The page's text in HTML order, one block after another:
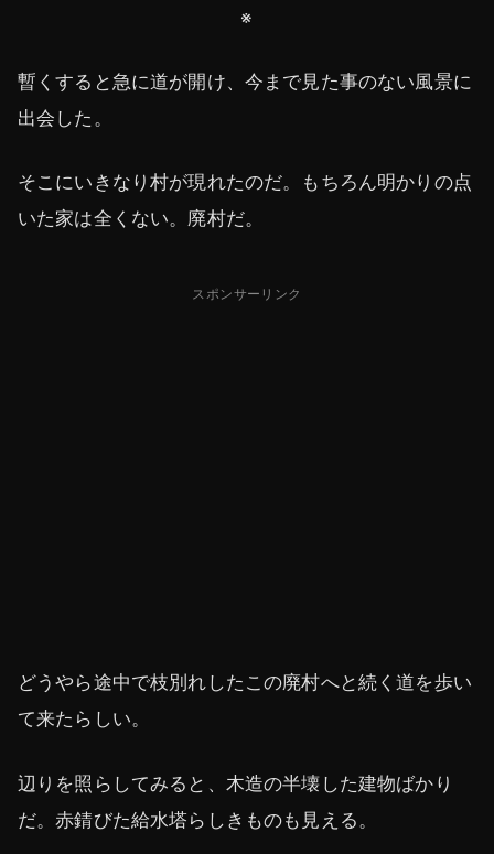
※
暫くすると急に道が開け、今まで見た事のない風景に
出会した。
そこにいきなり村が現れたのだ。もちろん明かりの点
いた家は全くない。廃村だ。
スポンサーリンク
どうやら途中で枝別れしたこの廃村へと続く道を歩い
て来たらしい。
辺りを照らしてみると、木造の半壊した建物ばかり
だ。赤錆びた給水塔らしきものも見える。